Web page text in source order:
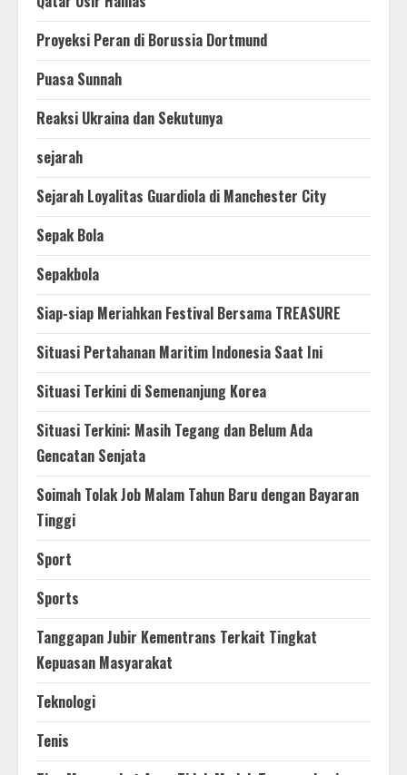
Proyeksi Peran di Borussia Dortmund
Puasa Sunnah
Reaksi Ukraina dan Sekutunya
sejarah
Sejarah Loyalitas Guardiola di Manchester City
Sepak Bola
Sepakbola
Siap-siap Meriahkan Festival Bersama TREASURE
Situasi Pertahanan Maritim Indonesia Saat Ini
Situasi Terkini di Semenanjung Korea
Situasi Terkini: Masih Tegang dan Belum Ada
Gencatan Senjata
Soimah Tolak Job Malam Tahun Baru dengan Bayaran
Tinggi
Sport
Sports
Tanggapan Jubir Kementrans Terkait Tingkat
Kepuasan Masyarakat
Teknologi
Tenis